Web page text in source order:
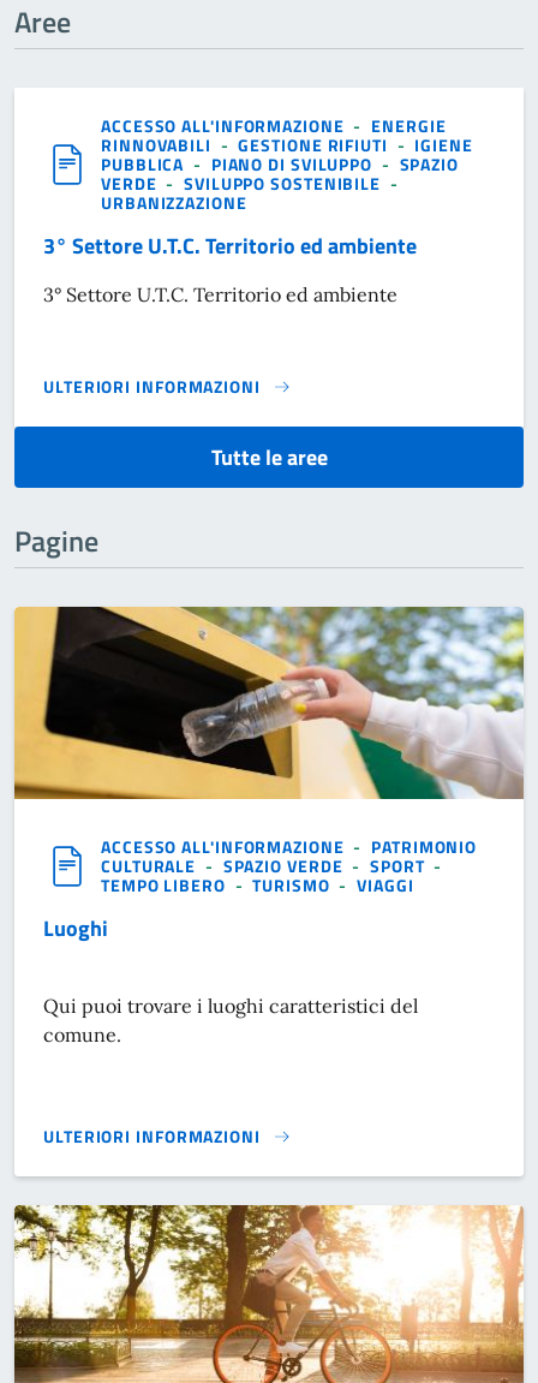
Aree
ACCESSO ALL'INFORMAZIONE - ENERGIE
RINNOVABILI -GESTIONE RIFIUTI - IGIENE
PUBBLICA - PIANO DI SVILUPPO - SPAZIO
VERDE -SVILUPPO SOSTENIBILE -
URBANIZZAZIONE
3° Settore U.T.C. Territorio ed ambiente
3° Settore U.T.C. Territorio ed ambiente
ULTERIORI INFORMAZIONI
3° SETTORE U.T.C. TERRITORIO ED AMBIENTE}
Tutte le aree
Pagine
ACCESSO ALL'INFORMAZIONE - PATRIMONIO
CULTURALE - SPAZIO VERDE - SPORT -
TEMPO LIBERO -TURISMO -VIAGGI
Luoghi
Qui puoi trovare i luoghi caratteristici del
comune.
ULTERIORI INFORMAZIONI
LUOGHI}